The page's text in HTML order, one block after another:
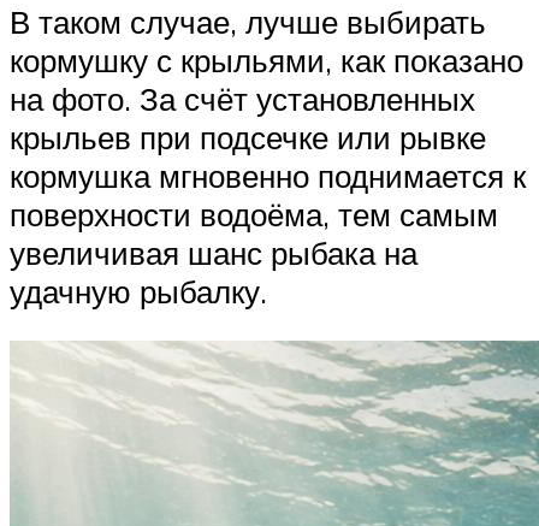
В таком случае, лучше выбирать
кормушку с крыльями, как показано
на фото. За счёт установленных
крыльев при подсечке или рывке
кормушка мгновенно поднимается к
поверхности водоёма, тем самым
увеличивая шанс рыбака на
удачную рыбалку.